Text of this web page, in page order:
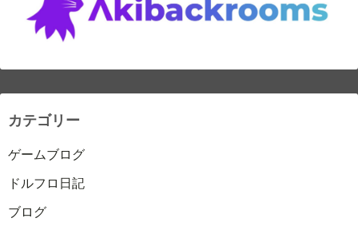
カテゴリー
ゲームブログ
ドルフロ日記
ブログ